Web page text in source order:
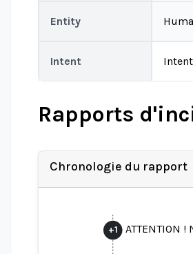
Entity
Intent
Rapports
Chronologie du rapport
+1 ATTENTION